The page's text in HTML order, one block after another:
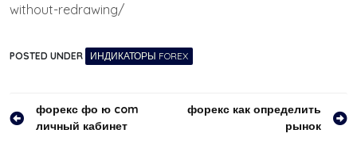
without-redrawing/
POSTED UNDER ИНДИКАТОРЫ FOREX
Навигация
форекс фо ю com
личный кабинет
форекс как определить
рынок